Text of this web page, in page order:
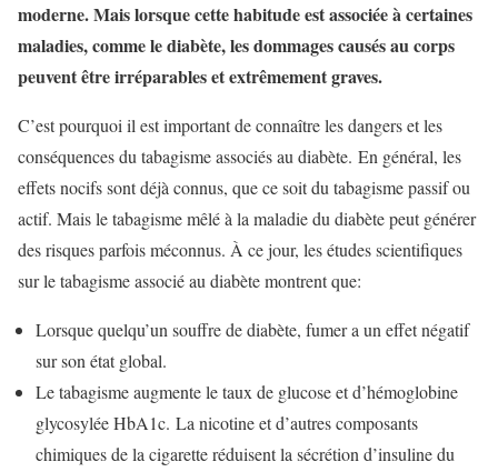
moderne. Mais lorsque cette habitude est associée à certaines
maladies, comme le diabète, les dommages causés au corps
peuvent être irréparables et extrêmement graves.
C’est pourquoi il est important de connaître les dangers et les
conséquences du tabagisme associés au diabète. En général, les
effets nocifs sont déjà connus, que ce soit du tabagisme passif ou
actif. Mais le tabagisme mêlé à la maladie du diabète peut générer
des risques parfois méconnus. À ce jour, les études scientifiques
sur le tabagisme associé au diabète montrent que:
Lorsque quelqu’un souffre de diabète, fumer a un effet négatif
sur son état global.
Le tabagisme augmente le taux de glucose et d’hémoglobine
glycosylée HbA1c. La nicotine et d’autres composants
chimiques de la cigarette réduisent la sécrétion d’insuline du